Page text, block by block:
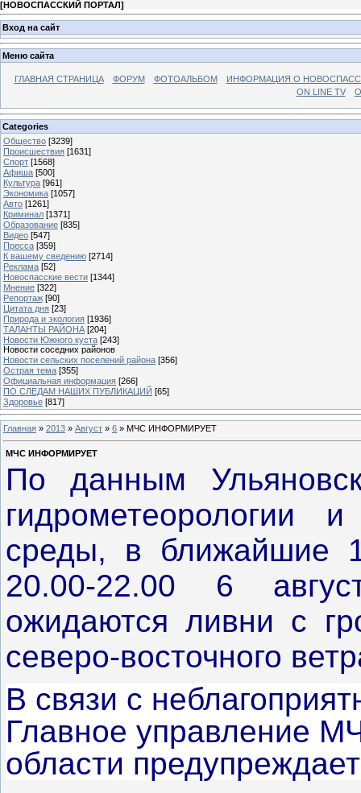
[НОВОСПАССКИЙ ПОРТАЛ]
Вход на сайт
Меню сайта
ГЛАВНАЯ СТРАНИЦА ФОРУМ ФОТОАЛЬБОМ
ИНФОРМАЦИЯ О
ON LINE TV
Categories
Общество [3239]
Происшествия [1631]
Спорт [1568]
Афиша [500]
Культура [961]
Экономика [1057]
Авто [1261]
Криминал [1371]
Образование [835]
Видео [547]
Пресса [359]
К вашему сведению [2714]
Реклама [52]
Новоспасские вести [1344]
Мнение [322]
Репортаж [90]
Цитата дня [23]
Природа и экология [1936]
ТАЛАНТЫ РАЙОНА [204]
Новости Южного куста [243]
Новости соседних районов
Новости сельских поселений района [356]
Острая тема [355]
Официальная информация [266]
ПО СЛЕДАМ НАШИХ ПУБЛИКАЦИЙ [65]
Здоровье [817]
Главная » 2013 » Август » 6 » МЧС ИНФОРМИРУЕТ
МЧС ИНФОРМИРУЕТ
По данным
гидрометеорологии
среды, в ближайшие
20.00-22.00 6
ожидаются ливни с
северо-восточного
В связи с
Главное управление
области